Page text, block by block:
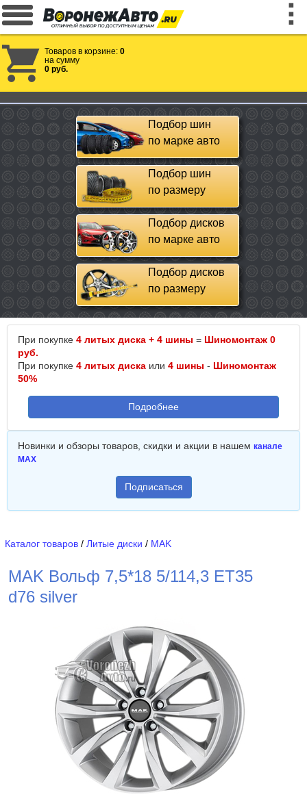
Товаров в корзине: 0
на сумму
0 руб.
Подбор шин
по марке авто
Подбор шин
по размеру
Подбор дисков
по марке авто
Подбор дисков
по размеру
При покупке 4 литых диска + 4 шины = Шиномонтаж 0
руб.
При покупке 4 литых диска или 4 шины - Шиномонтаж
50%
Подробнее
Новинки и обзоры товаров, скидки и акции в нашем канале
MAX
Подписаться
Каталог товаров / Литые диски / MAK
MAK Вольф 7,5*18 5/114,3 ET35
d76 silver